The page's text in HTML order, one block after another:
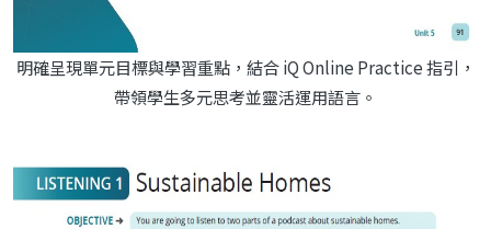
明確呈現單元目標與學習重點，結合 iQ Online Practice 指引，
帶領學生多元思考並靈活運用語言。